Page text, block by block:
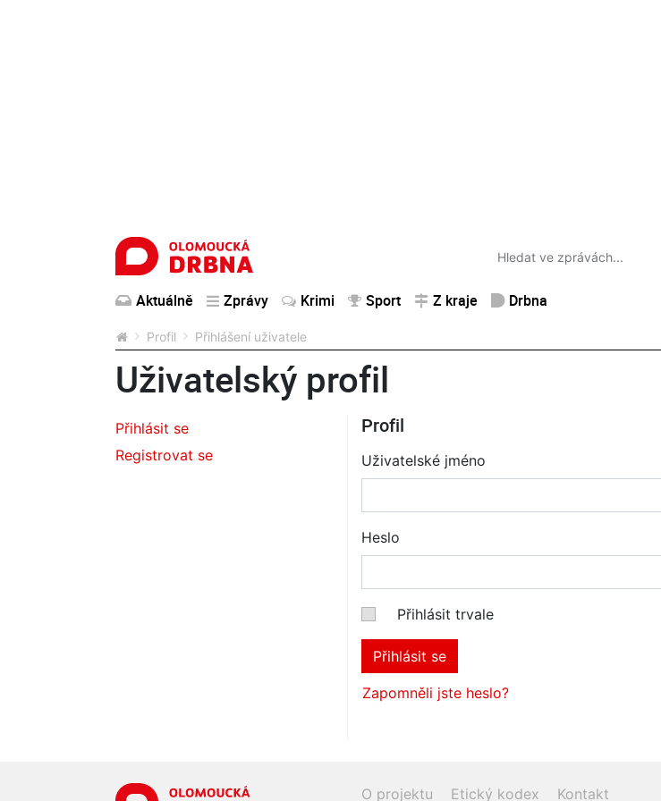
Aktuálně Zprávy Krimi Sport Z kraje Drbna
Profil Přihlášení uživatele
Uživatelský profil
Přihlásit se
Registrovat se
Profil
Uživatelské jméno
Heslo
Přihlásit trvale
Přihlásit se
Zapomněli jste heslo?
O projektu Etický kodex Kontakt